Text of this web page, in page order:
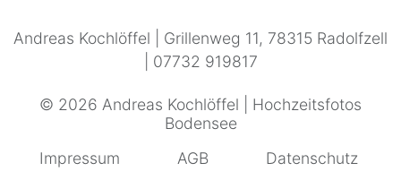
Andreas Kochlöffel | Grillenweg 11, 78315 Radolfzell
| 07732 919817
© 2026 Andreas Kochlöffel | Hochzeitsfotos
Bodensee
Impressum
AGB Datenschutz